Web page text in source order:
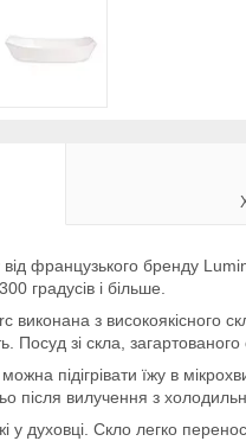
французького бренду
градусів і більше.
з високоякісного
Посуд зі скла,
підігрівати їжу в
після вилучення з
у духовці. Скло легко